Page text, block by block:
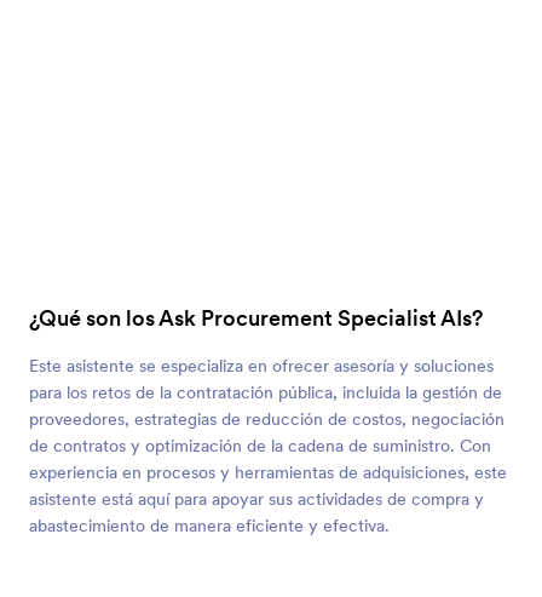
¿Qué son los Ask Procurement Specialist AIs?
Este asistente se especializa en ofrecer asesoría y soluciones
para los retos de la contratación pública, incluida la gestión de
proveedores, estrategias de reducción de costos, negociación
de contratos y optimización de la cadena de suministro. Con
experiencia en procesos y herramientas de adquisiciones, este
asistente está aquí para apoyar sus actividades de compra y
abastecimiento de manera eficiente y efectiva.